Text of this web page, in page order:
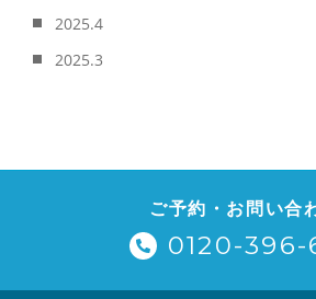
2025.4
2025.3
ご予約・お問い合
0120-396-